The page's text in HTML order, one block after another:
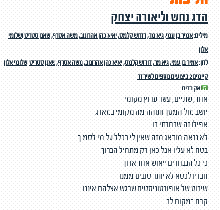
הדג נחש וליאורה יצחק
מילים:אמיר בן עמי,גיא מר,דודוש קלמס,יאיא כהן אהרונוב,משה אסרף,שאנן סטריטושלומי
אלון
לחן:אמיר בן עמי,גיא מר,דודוש קלמס,יאיא כהן אהרונוב,משה אסרף,שאנן סטריטושלומי אלון
קיימים 2 ביצועים נוספים לשיר זה
אקורדים
אחד, שתיים, עשר ערוץ מקומי
יושב מול המסך ותוהה מה מקומי במארג
אפילו זה שבחרתי בו
לא נראה מודאג מזה שאין לי בכלל על מי לסמוך
בטח לא עליו אבל כאן רק מתחיל הברוך
כי כל הנבחרים ייאוש אחד ארוך
חבריו לכסא לא יותר טובים ממנו
שיבוט של אופורטוניסטים שרגש אצלהם איננו
קרח במקום לב